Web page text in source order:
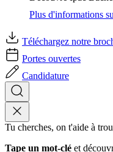
Plus d'informations
Téléchargez notre
Portes ouvertes
Candidature
Tu cherches, on t'aide à
Tape un mot-clé et